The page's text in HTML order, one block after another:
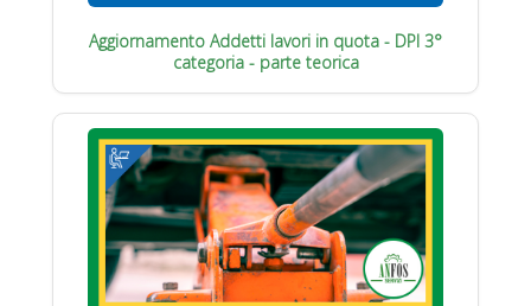
Aggiornamento Addetti lavori in quota - DPI 3°
categoria - parte teorica